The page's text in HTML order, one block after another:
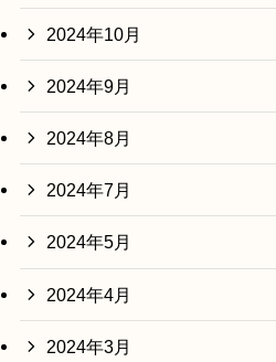
2024年10月
2024年9月
2024年8月
2024年7月
2024年5月
2024年4月
2024年3月